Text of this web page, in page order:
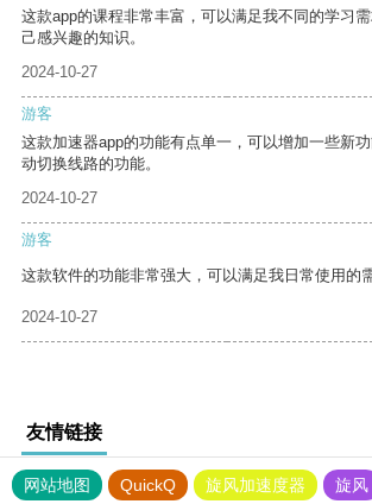
这款app的课程非常丰富，可以满足我不同的学习
己感兴趣的知识。
2024-10-27
游客
这款加速器app的功能有点单一，可以增加一些新
动切换线路的功能。
2024-10-27
游客
这款软件的功能非常强大，可以满足我日常使用的需
2024-10-27
友情链接
网站地图 QuickQ 旋风加速度器 旋风